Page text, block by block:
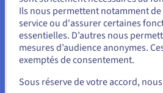
internet ou
20,39 DT
10,19
HT/mois
soit 12,126 DT
Vous semblez être
Unis.
Pour commander, rendez-vous sur le
Ils nous permettent notamment
service ou d'assurer certaines
essentielles. D’autres nous
mesures d’audience anonymes.
exemptés de consentement.
Sous réserve de votre accord,